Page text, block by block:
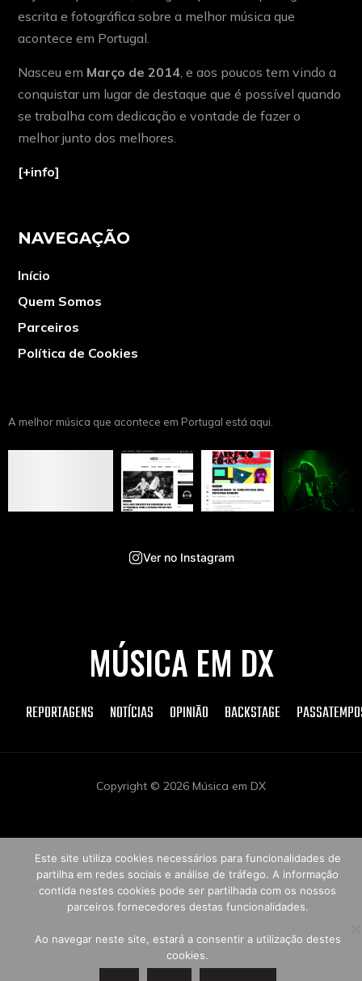
escrita e fotográfica sobre a melhor música que
acontece em Portugal.
Nasceu em Março de 2014, e aos poucos tem vindo a
conquistar um lugar de destaque que é possível quando
se trabalha com dedicação e vontade de fazer o
melhor junto dos melhores.
[+info]
NAVEGAÇÃO
Início
Quem Somos
Parceiros
Política de Cookies
A melhor música que acontece em Portugal está aqui.
Ver no Instagram
MÚSICA EM DX
REPORTAGENS NOTÍCIAS OPINIÃO BACKSTAGE
Copyright © 2026 Música em DX
Este site utiliza cookies necessários para funcionalidades de
partilha em redes sociais e análise de tráfego. A informação
contida nestes cookies pode ser partilhada com os nossos
parceiros fornecedores destas funcionalidades.
Ao navegar neste site, estará a consentir a utilização destes
cookies.